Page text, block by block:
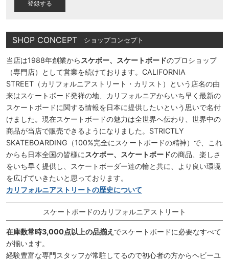
SHOP CONCEPT ショップコンセプト
当店は1988年創業から スケボー、スケートボードのプロショップ
（専門店）として営業を続けております。CALIFORNIA
STREET（カリフォルニアストリート・カリスト）という店名の由
来はスケートボード発祥の地、カリフォルニアからいち早く最新の
スケートボードに関する情報を日本に提供したいという思いで名付
けました。現在スケートボードの魅力は全世界へ伝わり、世界中の
商品が当店で販売できるようになりました。STRICTLY
SKATEBOARDING（100%完全にスケートボードの精神）で、これ
からも日本全国の皆様に スケボー、スケートボードの商品、楽しさ
をいち早く提供し、スケートボーダー達の輪と共に、より良い環境
を広げていきたいと思っております。
カリフォルニアストリートの歴史について
スケートボードのカリフォルニアストリート
在庫数常時3,000点以上の品揃え でスケートボードに必要なすべて
が揃います。
経験豊富な専門スタッフが常駐してるので初心者の方からヘビーユ